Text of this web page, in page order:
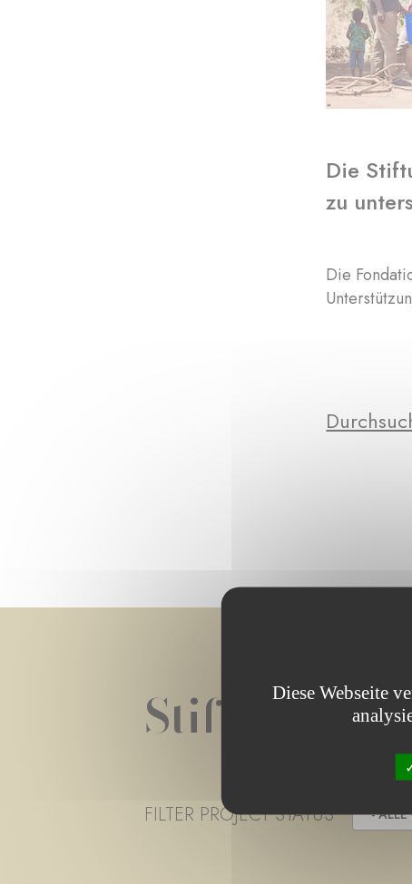
Die
zu
Die
FILTER PROJECT STATUS - ALLE
Diese Webseite